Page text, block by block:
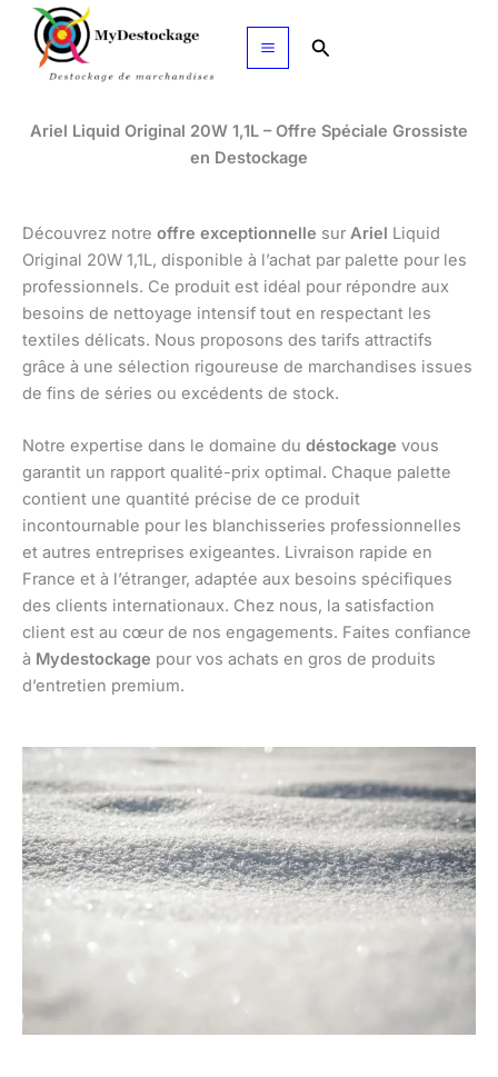
Aller
contenu
Rechercher
Ariel Liquid Original 20W 1,1L – Offre Spéciale Grossiste
en Destockage
Découvrez notre offre exceptionnelle sur Ariel Liquid
Original 20W 1,1L, disponible à l’achat par palette pour les
professionnels. Ce produit est idéal pour répondre aux
besoins de nettoyage intensif tout en respectant les
textiles délicats. Nous proposons des tarifs attractifs
grâce à une sélection rigoureuse de marchandises issues
de fins de séries ou excédents de stock.
Notre expertise dans le domaine du déstockage vous
garantit un rapport qualité-prix optimal. Chaque palette
contient une quantité précise de ce produit
incontournable pour les blanchisseries professionnelles
et autres entreprises exigeantes. Livraison rapide en
France et à l’étranger, adaptée aux besoins spécifiques
des clients internationaux. Chez nous, la satisfaction
client est au cœur de nos engagements. Faites confiance
à Mydestockage pour vos achats en gros de produits
d’entretien premium.